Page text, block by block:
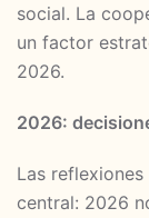
social. La
un factor
2026.
2026:
Las
central: 2026